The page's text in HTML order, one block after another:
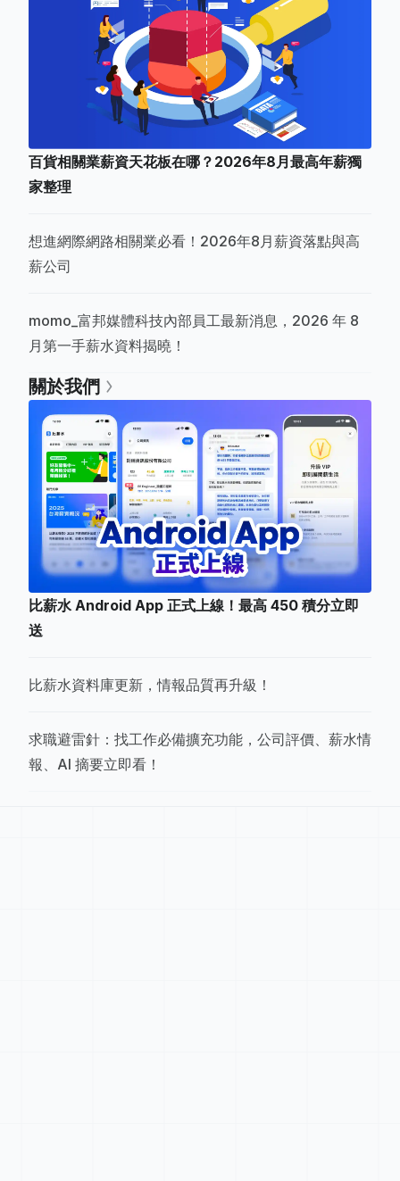
百貨相關業薪資天花板在哪？2026年8月最高年薪獨
家整理
想進網際網路相關業必看！2026年8月薪資落點與高
薪公司
momo_富邦媒體科技內部員工最新消息，2026 年 8
月第一手薪水資料揭曉！
關於我們
比薪水 Android App 正式上線！最高 450 積分立即
送
比薪水資料庫更新，情報品質再升級！
求職避雷針：找工作必備擴充功能，公司評價、薪水情
報、AI 摘要立即看！